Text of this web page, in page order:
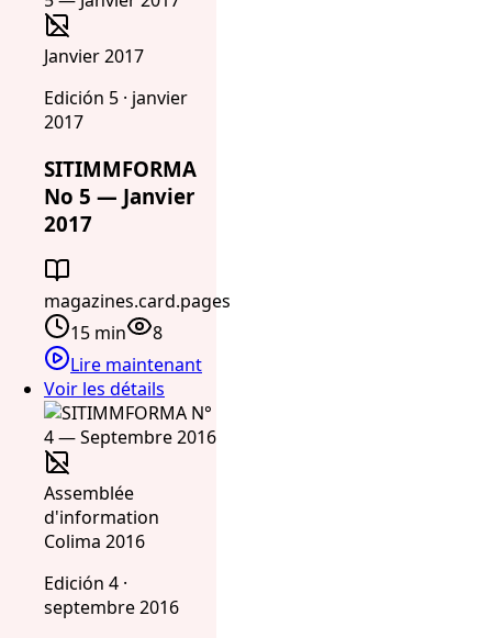
Janvier 2017
Edición 5 · janvier
2017
SITIMMFORMA
No 5 — Janvier
2017
magazines.card.pages
15 min
8
Lire maintenant
Voir les détails
Assemblée
d'information
Colima 2016
Edición 4 ·
septembre 2016